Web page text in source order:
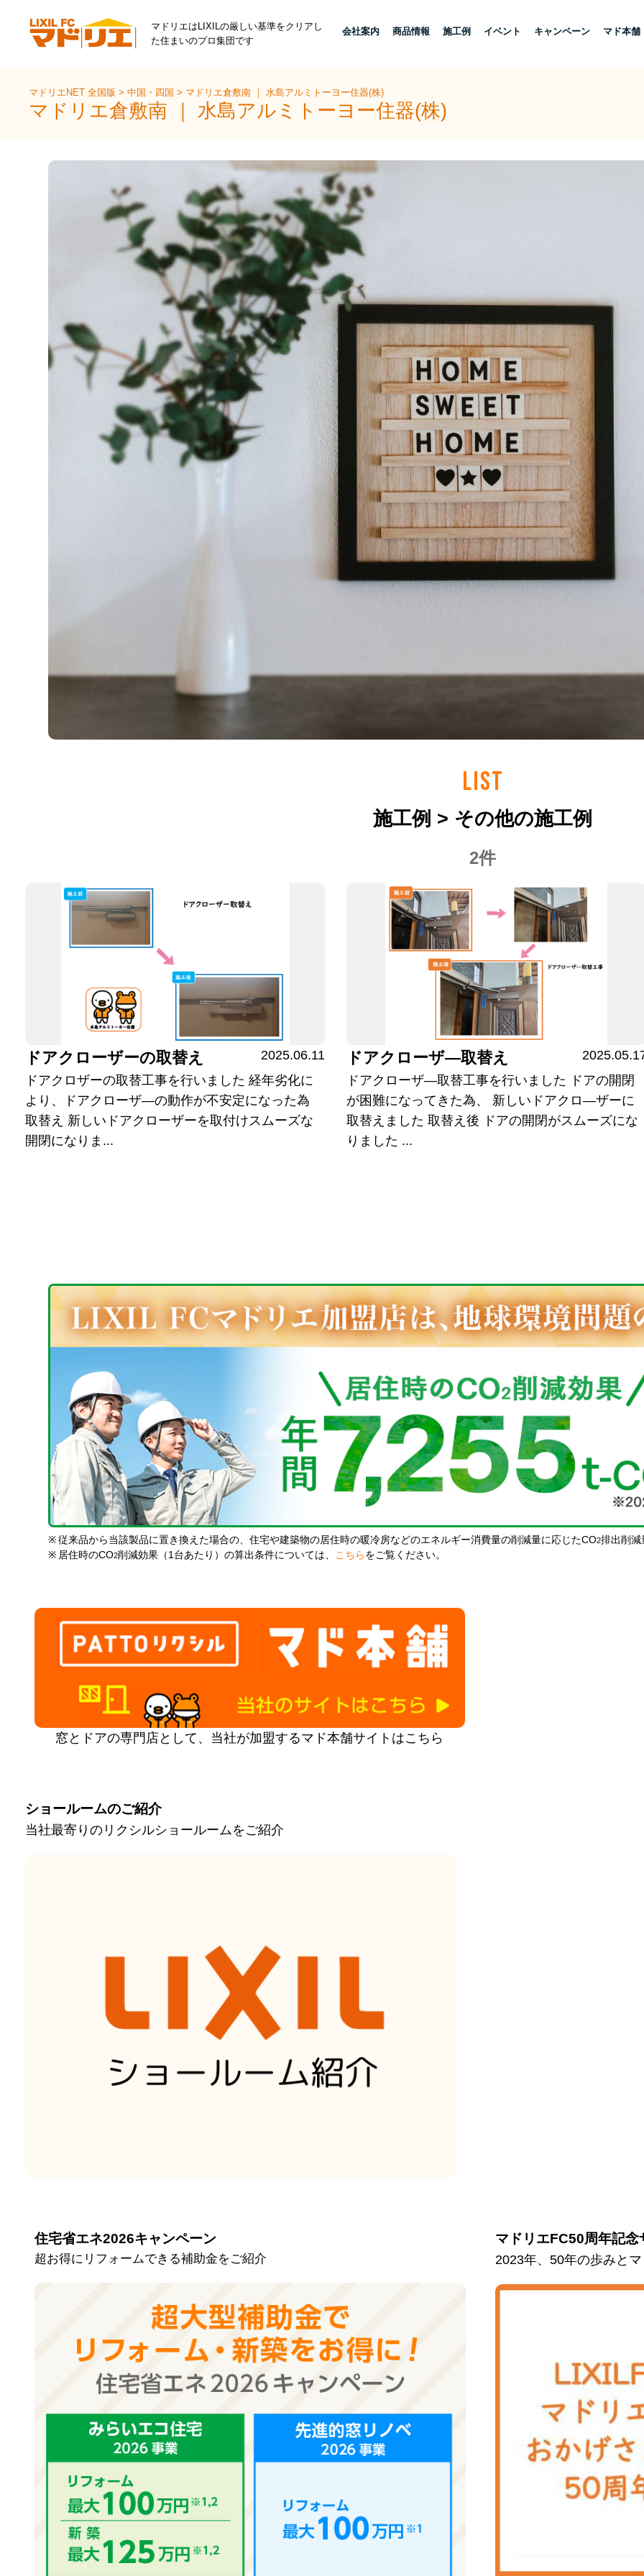
マドリエはLIXILの厳しい基準をクリアし
た住まいのプロ集団です
会社案内 商品情報 施工例 イベント キャンペーン マド本舗
マドリエNET 全国版>中国・四国> マドリエ倉敷南 ｜ 水島アルミトーヨー住器(株)
マドリエ倉敷南 ｜ 水島アルミトーヨー住器(株)
LIST
施工例 > その他の施工例
2件
ドアクローザーの取替え
2025.06.11
ドアクロザーの取替工事を行いました 経年劣化に
より、ドアクローザ―の動作が不安定になった為
取替え 新しいドアクローザーを取付けスムーズな
開閉になりま...
ドアクローザ―取替え
ドアクローザ―取替工事を行いました ドアの開閉
が困難になってきた為、 新しいドアクロ―ザーに
取替えました 取替え後 ドアの開閉がスムーズにな
りました ...
※ 従来品から当該製品に置き換えた場合の、住宅や建築物の居住時の暖冷房などのエネルギー消費量の削減量に応じたCO2排出削減
※ 居住時のCO2削減効果（1台あたり）の算出条件については、 こちら をご覧ください。
窓とドアの専門店として、当社が加盟するマド本舗サイトはこちら
ショールームのご紹介
当社最寄りのリクシルショールームをご紹介
住宅省エネ2026キャンペーン
超お得にリフォームできる補助金をご紹介
マドリエFC50周年記念
2023年、50年の歩みと